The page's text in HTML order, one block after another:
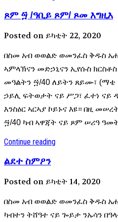
ጾም ፵ /ዓቢይ ጾም/ ጾመ እግዚእ
Posted on ይካቲት 22, 2020
በስመ አብ ወወልድ ወመንፈስ ቅዱስ
ኣምላኽናን መድኃኒናን ኢየሱስ
መዓልትን ፵/40 ለይትን ጸይሙ፣ (ማቴ
ኃይሊ ፍትወታት ናይ ሥጋ፣ ፈተነ ናይ
እንስዕር ኣርኣያ ኮይኑና እዩ። በዚ
፵/40 ካብ ኣዋጃት ናይ ጾም ሠሪዓ
Continue reading
ልደተ ስምዖን
Posted on ይካቲት 14, 2020
በስመ አብ ወወልድ ወመንፈስ ቅዱስ
ካብተን ትሸዓተ ናይ ጐይታ ንኡሳን